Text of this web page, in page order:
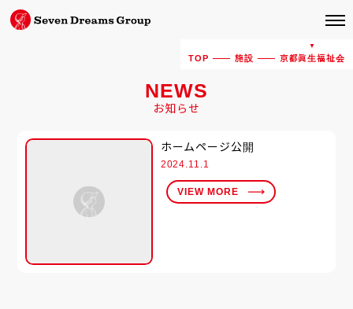
TOP 施設 京都眞生福祉会
NEWS
お知らせ
ホームページ公開
2024.11.1
VIEW MORE